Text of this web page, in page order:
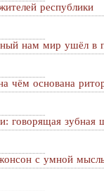
республики
нам мир ушёл в
чём основана
говорящая зубная
с умной